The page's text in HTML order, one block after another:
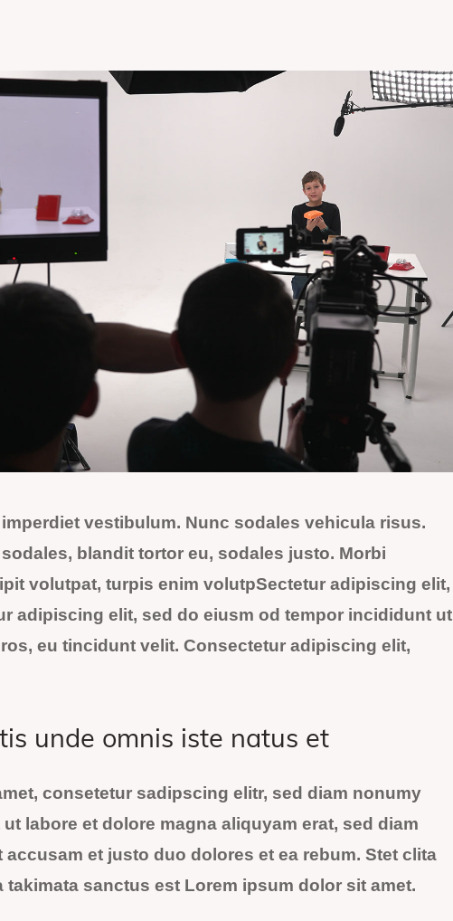
vestibulum. Nunc sodales vehicula risus.
blandit tortor eu, sodales justo. Morbi
volutpat, turpis enim volutpSectetur adipiscing elit,
adipiscing elit, sed do eiusm od tempor incididunt ut
eu tincidunt velit. Consectetur adipiscing elit,
unde omnis iste natus et
consetetur sadipscing elitr, sed diam nonumy
labore et dolore magna aliquyam erat, sed diam
et justo duo dolores et ea rebum. Stet clita
takimata sanctus est Lorem ipsum dolor sit amet.